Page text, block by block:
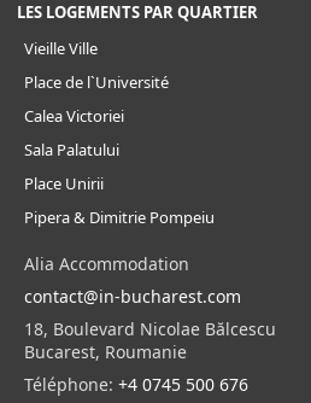
LES LOGEMENTS PAR QUARTIER
Vieille Ville
Place de l`Université
Calea Victoriei
Sala Palatului
Place Unirii
Pipera & Dimitrie Pompeiu
Alia Accommodation
contact@in-bucharest.com
18, Boulevard Nicolae Bălcescu
Bucarest, Roumanie
Téléphone: +4 0745 500 676